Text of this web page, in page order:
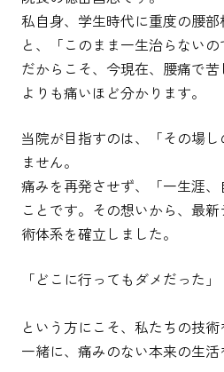
私自身、学生時代に重度の腰
と、「このまま一生治らない
だからこそ、今現在、腰痛で
よりも痛いほど分かります。
当院が目指すのは、「その場
ません。
痛みを再発させず、「一生涯
ことです。その想いから、最
術体系を確立しました。
「どこに行ってもダメだった」
という方にこそ、私たちの技
一緒に、痛みのない本来の生活